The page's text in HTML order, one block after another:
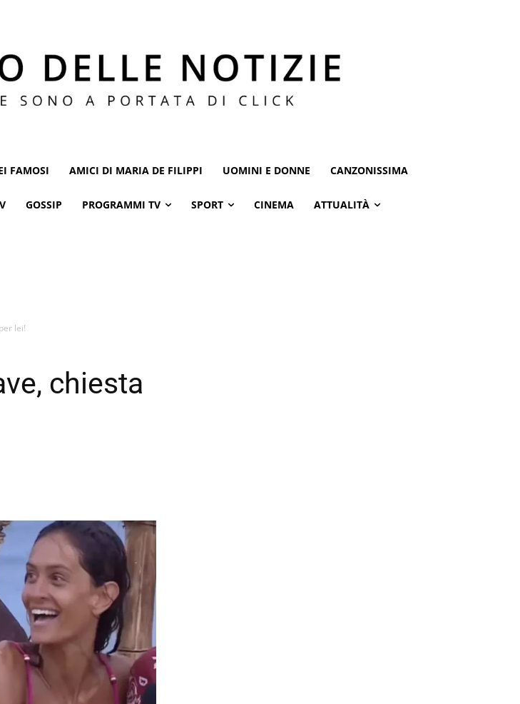
FAMOSI AMICI DI MARIA DE FILIPPI UOMINI E DONNE CANZONISSIMA
GOSSIP PROGRAMMI TV SPORT CINEMA ATTUALITÀ
lei!
chiesta